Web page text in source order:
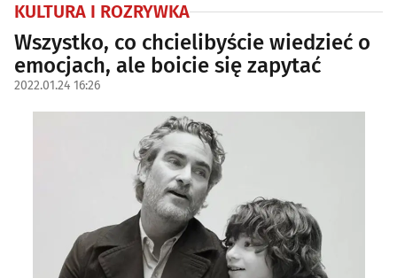
KULTURA I ROZRYWKA
Wszystko, co chcielibyście wiedzieć o
emocjach, ale boicie się zapytać
2022.01.24 16:26